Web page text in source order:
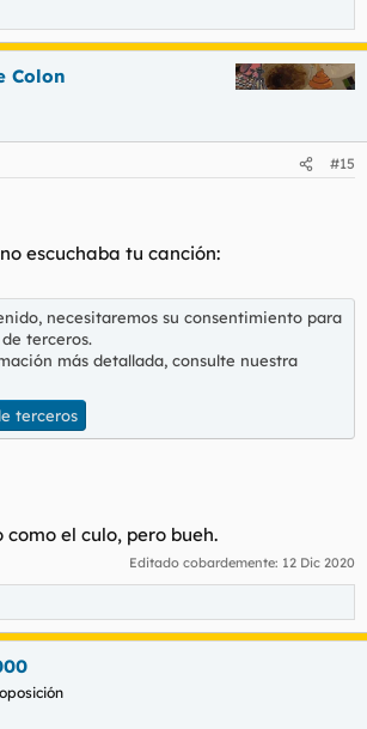
Colon
#15
escuchaba tu canción:
necesitaremos su consentimiento para
terceros.
más detallada, consulte nuestra
terceros
el culo, pero bueh.
Editado cobardemente: 12 Dic 2020